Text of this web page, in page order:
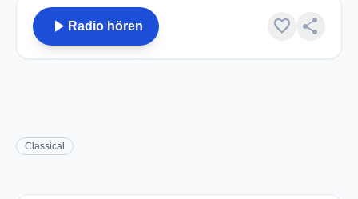
play_arrow Radio hören favorite share
Classical